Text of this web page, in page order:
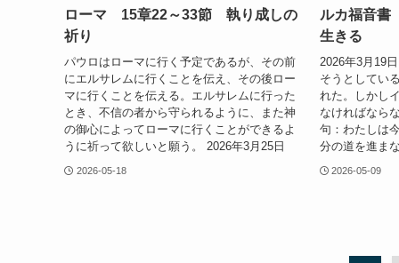
ローマ 15章22～33節 執り成しの
祈り
パウロはローマに行く予定であるが、その前
にエルサレムに行くことを伝え、その後ロー
マに行くことを伝える。エルサレムに行った
とき、不信の者から守られるように、また神
の御心によってローマに行くことができるよ
うに祈って欲しいと願う。 2026年3月25日
2026-05-18
ルカ福音
生きる
2026年3月19
そうとしてい
れた。しかし
なければなら
句：わたしは
分の道を進ま
2026-05-09